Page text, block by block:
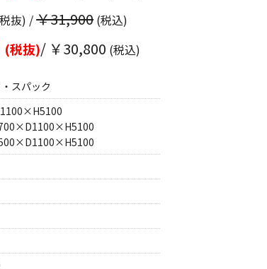
抜) /￥31,900 (税込)
(税抜)/ ￥30,800 (税込)
スパック